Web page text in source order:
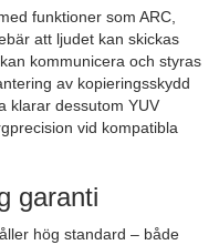
funktioner som ARC,
att ljudet kan skickas
kommunicera och styras
av kopieringsskydd
klarar dessutom YUV
vid kompatibla
garanti
hög standard – både